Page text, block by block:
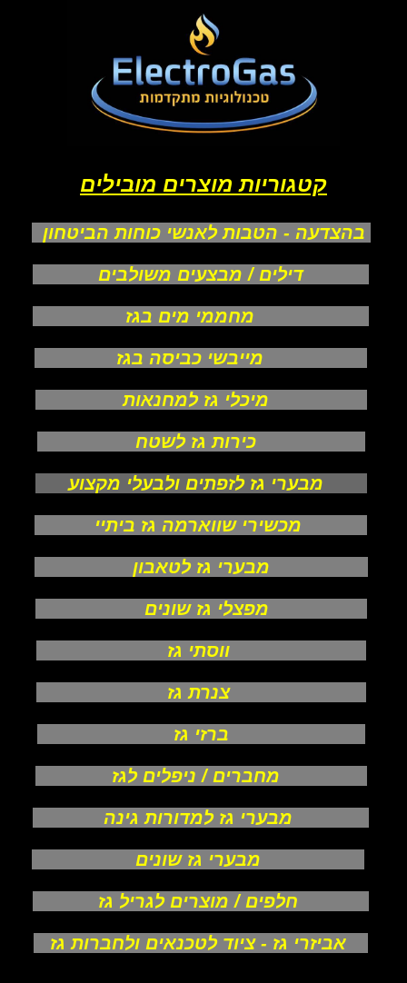
קטגוריות מוצרים מובילים
בהצדעה - הטבות לאנשי כוחות הביטחון
דילים / מבצעים משולבים
מחממי מים בגז
מייבשי כביסה בגז
מיכלי גז למחנאות
כירות גז לשטח
מבערי גז לזפתים ולבעלי מקצוע
מכשירי שווארמה גז ביתיי
מבערי גז לטאבון
מפצלי גז שונים
ווסתי גז
צנרת גז
ברזי גז
מחברים / ניפלים לגז
מבערי גז למדורות גינה
מבערי גז שונים
חלפים / מוצרים לגריל גז
אביזרי גז - ציוד לטכנאים ולחברות גז